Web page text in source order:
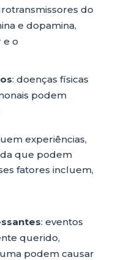
do
e dopamina,
e o
: doenças físicas
podem
experiências,
que podem
fatores incluem,
: eventos
querido,
podem causar